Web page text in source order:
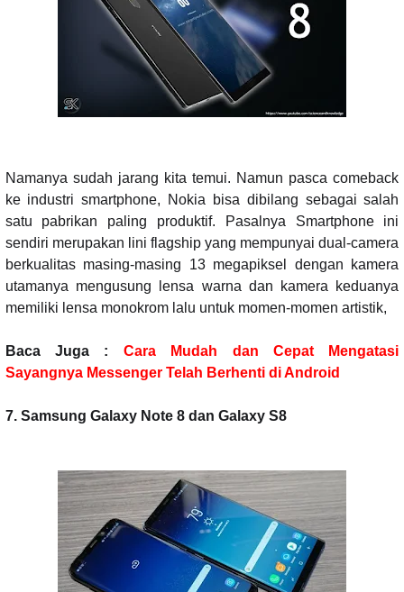
Namanya sudah jarang kita temui. Namun pasca comeback
ke industri smartphone, Nokia bisa dibilang sebagai salah
satu pabrikan paling produktif. Pasalnya Smartphone ini
sendiri merupakan lini flagship yang mempunyai dual-camera
berkualitas masing-masing 13 megapiksel dengan kamera
utamanya mengusung lensa warna dan kamera keduanya
memiliki lensa monokrom lalu untuk momen-momen artistik,
Baca Juga : Cara Mudah dan Cepat Mengatasi
Sayangnya Messenger Telah Berhenti di Android
7. Samsung Galaxy Note 8 dan Galaxy S8